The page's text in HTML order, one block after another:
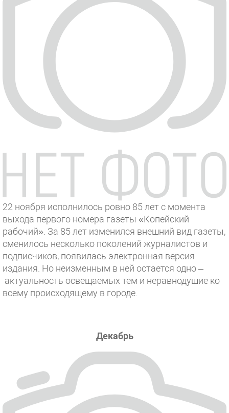
22 ноября исполнилось ровно 85 лет с момента
выхода первого номера газеты «Копейский
рабочий». За 85 лет изменился внешний вид газеты,
сменилось несколько поколений журналистов и
подписчиков, появилась электронная версия
издания. Но неизменным в ней остается одно –
актуальность освещаемых тем и неравнодушие ко
всему происходящему в городе.
Декабрь